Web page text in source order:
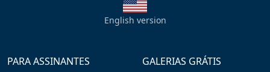
English version
PARA ASSINANTES
GALERIAS GRÁTIS